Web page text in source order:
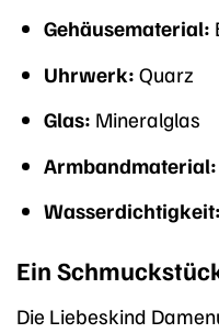
Gehäusematerial:
Uhrwerk: Quarz
Glas: Mineralglas
Armbandmaterial:
Wasserdichtigkeit:
Ein
Die Liebeskind